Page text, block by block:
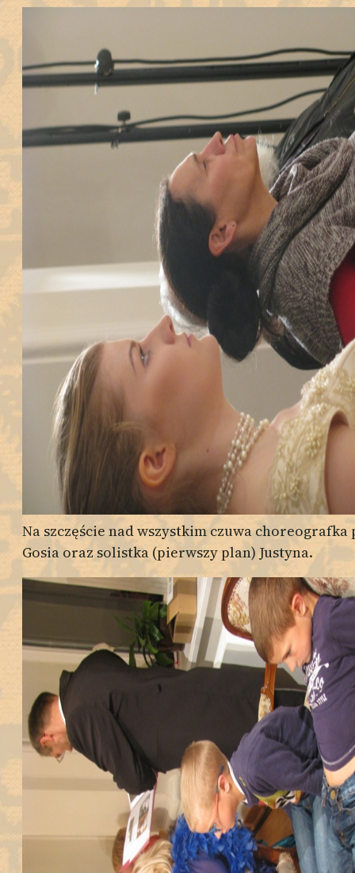
Na szczęście nad wszystkim czuwa choreografka
Gosia oraz solistka (pierwszy plan) Justyna.